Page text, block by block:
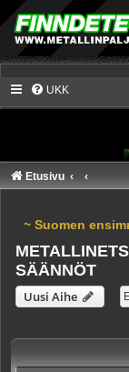
UKK
Etusivu
~ Suomen
SÄÄNNÖT
Uusi Aihe